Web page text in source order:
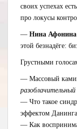
своих успехах
про локусы
— Нина Афонина
этой безнадёге:
Грустными
— Массовый
— Что такое
эффектом
— Как